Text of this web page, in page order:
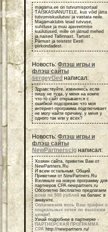
magama.ee on tutvumisportaal
TÄISKASVANUTELE, kus võid jätta
tutvumiskuulutusi ja vastata neile.
Magamaklubis leiad tutvuse,
suhtluse ja muu ajaveetmise
kuulutused, mille on jätnud mehed
ja naised Tallinnast, Tartust ,
Pärnust ja teistest Eesti
piirkondadest.
Новость: Флэш игры и
флэш сайты
sergeyGed написал:
Здравствуйте, извиняюсь если
пишу не туда, у меня на компе
что-то сайт открывается с
ошибкой подозреваю что моя
интернет-программа подглючивает
не могу найти причину, у меня у
одного так или у всех?
Новость: Флэш игры и
флэш сайты
NewPartnerscig написал:
Хозяин сайта, приветик Вам от
NewPartners.Ru
И всем остальным, Общий
Приветики от NewPartners.Ru
Взгляньте на новую программу для
партнеров СРА newpartners.ru
Обсолютно бесплатно предлагаем
всем по 500 рублей на баланс в
аккаунте.
Оплачиваем весь Ваш трафик с
социальных сетей по высоким
ценам!
Узнай подробнее в партнерке -
ПАРТНЕРСКАЯ ПРОГРАММА
СРА http://newpartners.ru/